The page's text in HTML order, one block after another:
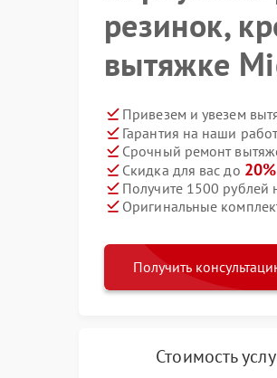
резинок,
вытяжке
Привезем и увезем
Гарантия на наши
Срочный ремонт
Скидка для вас до 20%
Получите 1500 рублей
Оригинальные
Получить
Стоимость